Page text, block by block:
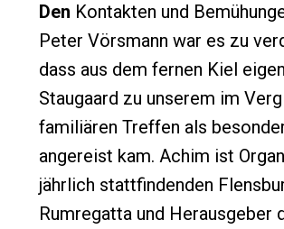
Den Kontakten und
Peter Vörsmann war es zu
dass aus dem fernen Kiel
Staugaard zu unserem im
familiären Treffen als
angereist kam. Achim ist
jährlich stattfindenden
Rumregatta und Herausgeber